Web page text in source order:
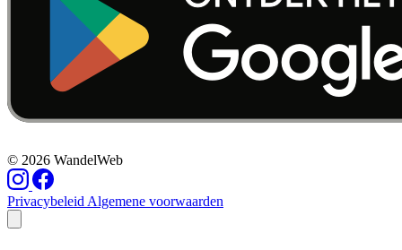
© 2026 WandelWeb
PrivacybeleidAlgemene voorwaarden